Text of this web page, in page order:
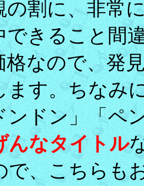
の割に、非常
できること間
格なので、発
ます。ちなみ
ンドン」「ペ
んなタイトル
で、こちらも